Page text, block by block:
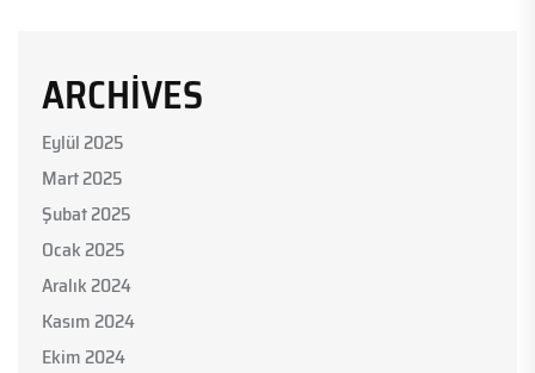
ARCHIVES
Eylül 2025
Mart 2025
Şubat 2025
Ocak 2025
Aralık 2024
Kasım 2024
Ekim 2024